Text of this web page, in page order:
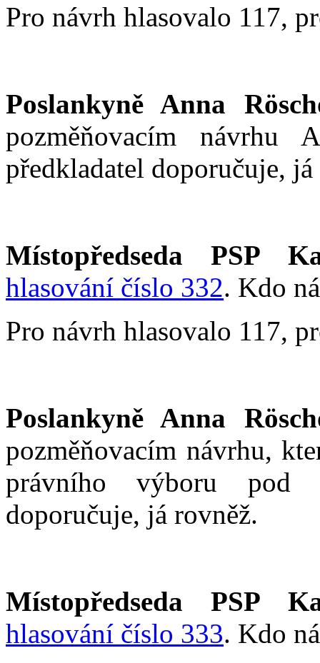
Pro návrh hlasovalo 117,
Poslankyně Anna
pozměňovacím
předkladatel doporučuje,
Místopředseda PSP
hlasování číslo 332. Kdo
Pro návrh hlasovalo 117,
Poslankyně Anna
pozměňovacím návrhu,
právního výboru pod
doporučuje, já rovněž.
Místopředseda PSP
hlasování číslo 333. Kdo